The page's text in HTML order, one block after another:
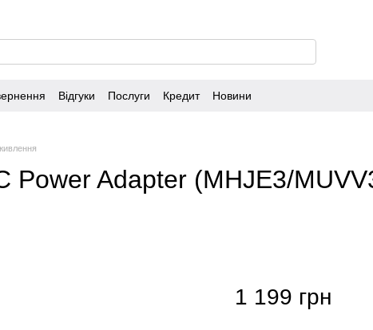
Відгуки Послуги Кредит Новини
Power Adapter (MHJE3/
1 199 грн